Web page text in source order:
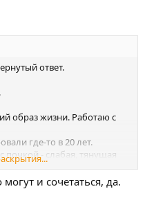
ответ.
образ жизни. Работаю с
где-то в 20 лет.
- слабая, тянущая
Правда сейчас уже не
но перерыв между
и сочетаться, да.